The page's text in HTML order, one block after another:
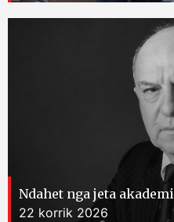
Ndahet nga jeta
22 korrik 2026